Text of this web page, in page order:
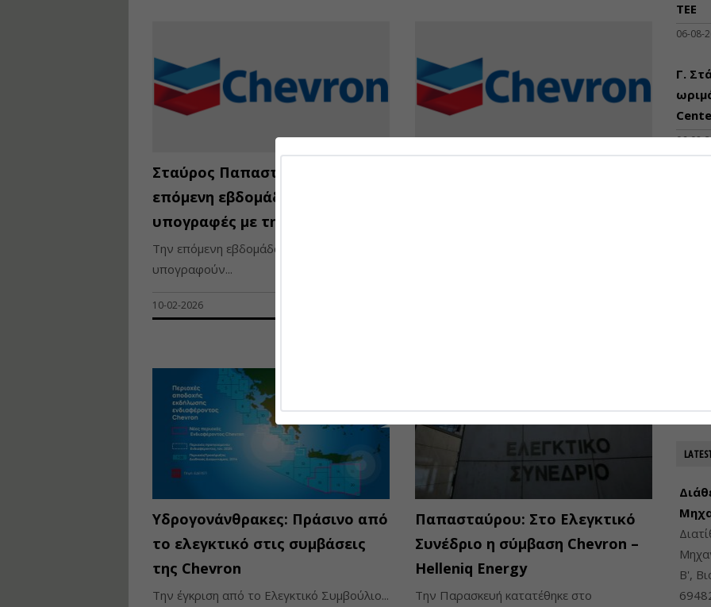
Σταύρος Παπασταύρου: Την
επόμενη εβδομάδα οι
υπογραφές με τη Chevron
Την επόμενη εβδομάδα αναμένεται να
υπογραφούν...
10-02-2026
Υδρογονάνθρακες: Πράσινο από
το ελεγκτικό στις συμβάσεις
της Chevron
Την έγκριση από το Ελεγκτικό Συμβούλιο...
Παπασταύρου: Στο Ελεγκτικό
Συνέδριο η σύμβαση Chevron –
Helleniq Energy
Την Παρασκευή κατατέθηκε στο
ΤΕΕ
06-08-
Γ.
06-08-
που
Β',